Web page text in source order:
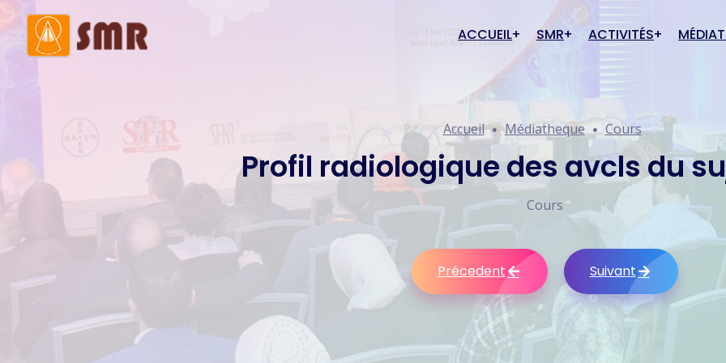
ACCUEIL SMR
Membres du bureau Comité junior Inscription
ACTIVITÉS
Évènements à venir
Anciens évènements
Galerie
Accueil Médiatheque Cours
Profil radiologique des avcls du
Cours
Précedent Suivant